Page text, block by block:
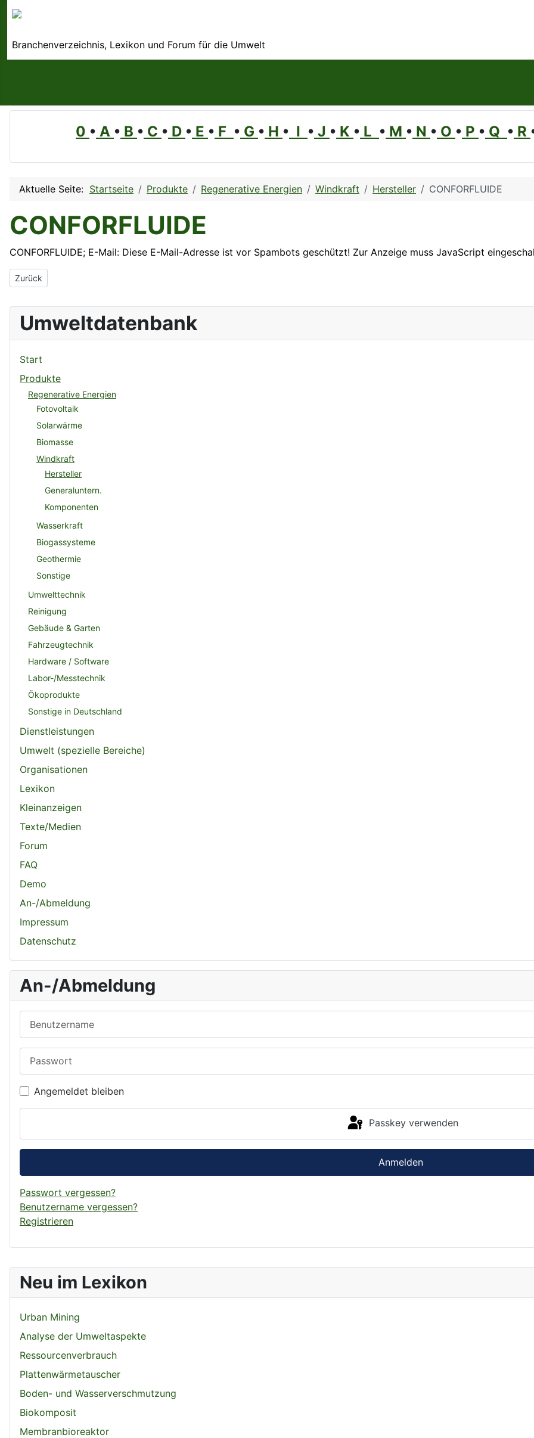
Branchenverzeichnis, Lexikon und Forum für die Umwelt
0 • A • B • C • D • E • F • G • H • I • J • K • L • M • N • O • P • Q • R
Neu im Lexikon
Urban Mining
Analyse der Umweltaspekte
Ressourcenverbrauch
Plattenwärmetauscher
Boden- und Wasserverschmutzung
Biokomposit
Membranbioreaktor
Aktuelle Seite: Startseite Produkte Regenerative Energien Windkraft Hersteller CONFORFLUIDE
CONFORFLUIDE
CONFORFLUIDE; E-Mail: Diese E-Mail-Adresse ist vor Spambots geschützt! Zur Anzeige muss JavaScript
Vorheriger Beitrag: cbe S O L A R
Zurück
Umweltdatenbank
Start
Produkte
Regenerative Energien
Fotovoltaik
Solarwärme
Biomasse
Windkraft
Hersteller
Generaluntern.
Komponenten
Wasserkraft
Biogassysteme
Geothermie
Sonstige
Umwelttechnik
Reinigung
Gebäude & Garten
Fahrzeugtechnik
Hardware / Software
Labor-/Messtechnik
Ökoprodukte
Sonstige in Deutschland
Dienstleistungen
Umwelt (spezielle Bereiche)
Organisationen
Lexikon
Kleinanzeigen
Texte/Medien
Forum
FAQ
Demo
An-/Abmeldung
Impressum
Datenschutz
An-/Abmeldung
Angemeldet bleiben
Passkey verwenden
Anmelden
Passwort vergessen?
Benutzername vergessen?
Registrieren